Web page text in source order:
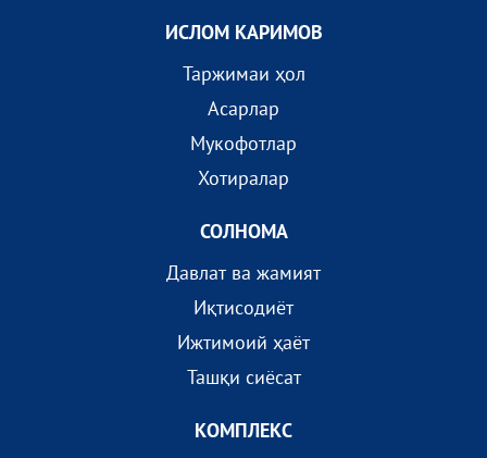
ИСЛОМ КАРИМОВ
Таржимаи ҳол
Асарлар
Мукофотлар
Хотиралар
СОЛНОМА
Давлат ва жамият
Иқтисодиёт
Ижтимоий ҳаёт
Ташқи сиёсат
КОМПЛEКС